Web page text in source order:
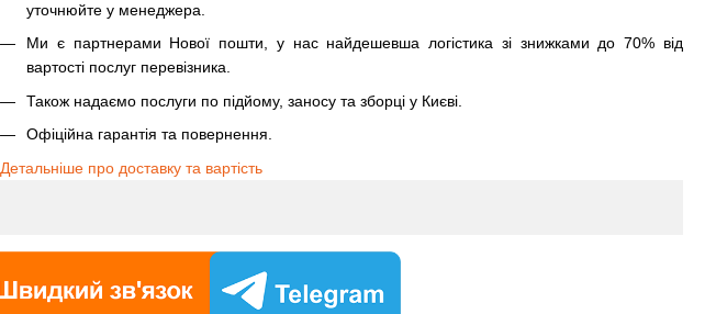
уточнюйте у менеджера.
Ми є партнерами Нової пошти, у нас найдешевша логістика зі знижками до 70% від
вартості послуг перевізника.
Також надаємо послуги по підйому, заносу та зборці у Києві.
Офіційна гарантія та повернення.
Детальніше про доставку та вартість